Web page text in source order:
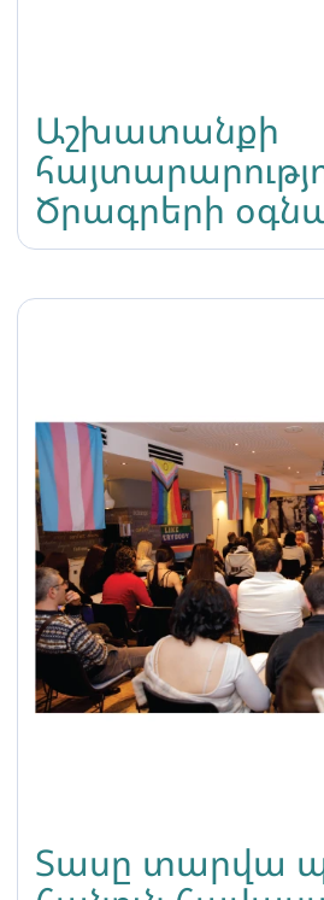
Աշխատանքի
Ծրագրերի
Տասը տարվա